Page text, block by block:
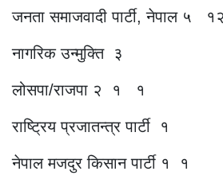
जनता समाजवादी पार्टी, नेपाल ५ १२
नागरिक उन्मुक्ति ३
लोसपा/राजपा २ १ १
राष्ट्रिय प्रजातन्त्र पार्टी १
नेपाल मजदुर किसान पार्टी १ १